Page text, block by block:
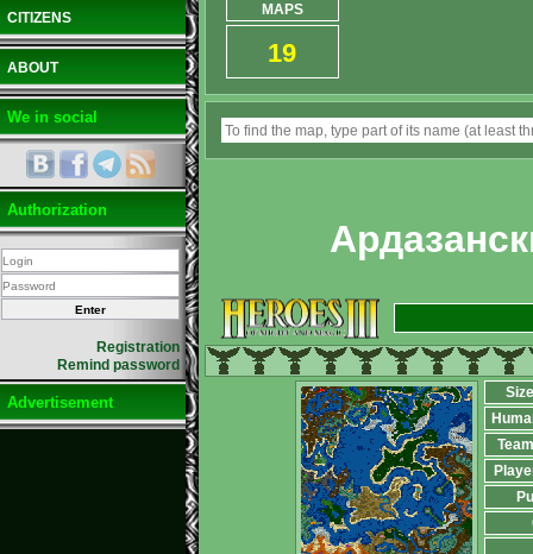
CITIZENS
ABOUT
We in social
Authorization
Registration
Remind password
Advertisement
MAPS
19
Size